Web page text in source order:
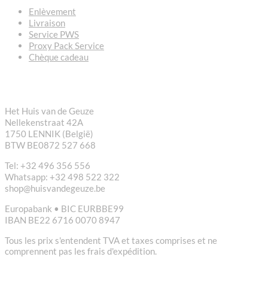
Enlèvement
Livraison
Service PWS
Proxy Pack Service
Chèque cadeau
Het Huis van de Geuze
Nellekenstraat 42A
1750 LENNIK (België)
BTW BE0872 527 668
Tel: +32 496 356 556
Whatsapp: +32 498 522 322
shop@huisvandegeuze.be
Europabank • BIC EURBBE99
IBAN BE22 6716 0070 8947
Tous les prix s'entendent TVA et taxes comprises et ne
comprennent pas les frais d'expédition.